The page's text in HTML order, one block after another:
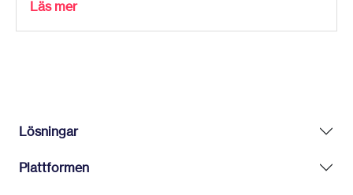
Läs mer
Lösningar
Plattformen